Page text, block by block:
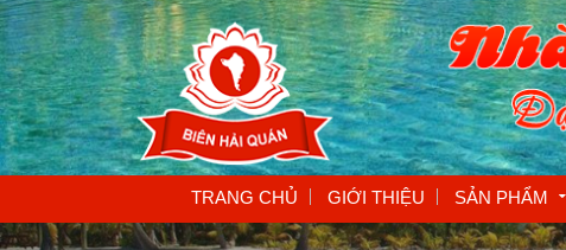
TRANG CHỦ GIỚI THIỆU SẢN PHẨM